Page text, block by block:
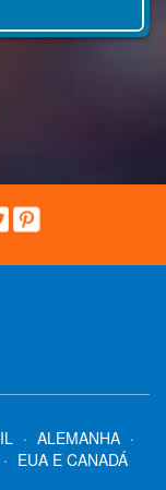
· ALEMANHA ·
· EUA E CANADÁ